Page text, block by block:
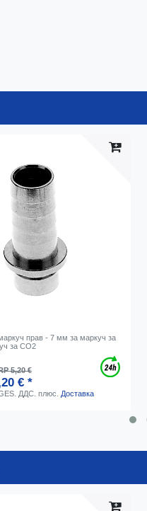
прав - 7 мм за маркуч за
за CO2
5,20 €
€ *
ДДС. плюс. Доставка